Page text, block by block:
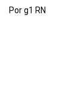
Por g1 RN